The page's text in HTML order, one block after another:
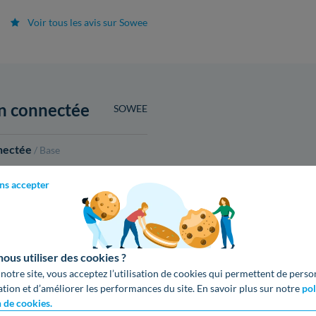
accepter
utiliser des cookies ?
site, vous acceptez l’utilisation de cookies qui permettent de
et d’améliorer les performances du site. En savoir plus sur notre
cookies.
Voir tous les avis sur Sowee
SOWEE
connectée
/ Base
Tarif Base
€ TTC /kWh
0,2335 €
0,2335 €
0,2335 €